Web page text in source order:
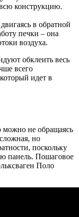
конструкцию.
в обратной
печки – она
воздуха.
обклеить весь
всего
идет в
можно не обращаясь
но
поскольку
панель. Пошаговое
Поло